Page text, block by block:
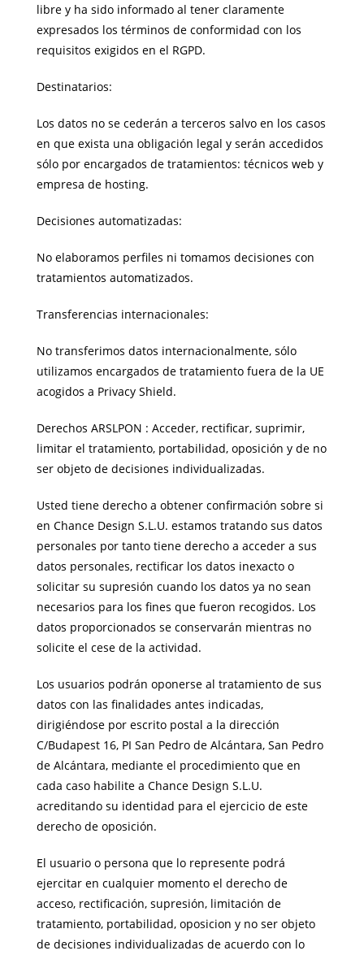
libre y ha sido informado al tener claramente
expresados los términos de conformidad con los
requisitos exigidos en el RGPD.
Destinatarios:
Los datos no se cederán a terceros salvo en los casos
en que exista una obligación legal y serán accedidos
sólo por encargados de tratamientos: técnicos web y
empresa de hosting.
Decisiones automatizadas:
No elaboramos perfiles ni tomamos decisiones con
tratamientos automatizados.
Transferencias internacionales:
No transferimos datos internacionalmente, sólo
utilizamos encargados de tratamiento fuera de la UE
acogidos a Privacy Shield.
Derechos ARSLPON : Acceder, rectificar, suprimir,
limitar el tratamiento, portabilidad, oposición y de no
ser objeto de decisiones individualizadas.
Usted tiene derecho a obtener confirmación sobre si
en Chance Design S.L.U. estamos tratando sus datos
personales por tanto tiene derecho a acceder a sus
datos personales, rectificar los datos inexacto o
solicitar su supresión cuando los datos ya no sean
necesarios para los fines que fueron recogidos. Los
datos proporcionados se conservarán mientras no
solicite el cese de la actividad.
Los usuarios podrán oponerse al tratamiento de sus
datos con las finalidades antes indicadas,
dirigiéndose por escrito postal a la dirección
C/Budapest 16, PI San Pedro de Alcántara, San Pedro
de Alcántara, mediante el procedimiento que en
cada caso habilite a Chance Design S.L.U.
acreditando su identidad para el ejercicio de este
derecho de oposición.
El usuario o persona que lo represente podrá
ejercitar en cualquier momento el derecho de
acceso, rectificación, supresión, limitación de
tratamiento, portabilidad, oposicion y no ser objeto
de decisiones individualizadas de acuerdo con lo